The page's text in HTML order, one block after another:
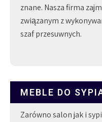
znane. Nasza firma
związanym z
szaf przesuwnych.
MEBLE DO
Zarówno salon jak i